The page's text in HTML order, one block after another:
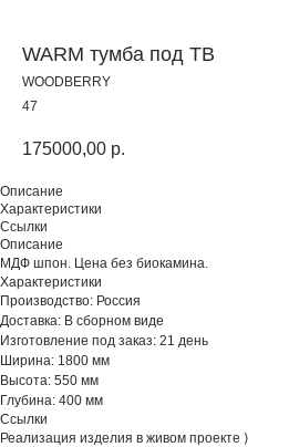
WARM тумба под ТВ
WOODBERRY
47
175000,00 р.
Описание
Характеристики
Ссылки
Описание
МДФ шпон. Цена без биокамина.
Характеристики
Производство: Россия
Доставка: В сборном виде
Изготовление под заказ: 21 день
Ширина: 1800 мм
Высота: 550 мм
Глубина: 400 мм
Ссылки
Реализация изделия в живом проекте ⟩